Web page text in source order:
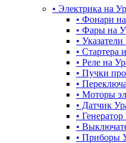
• Электрика на
• Фонари
• Фары на
• Указатели
• Стартера
• Реле на
• Пучки
•
• Моторы
• Датчик
• Генератор
•
• Приборы